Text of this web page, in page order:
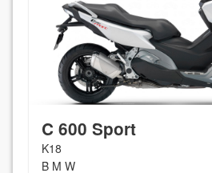
C 600 Sport
K18
B M W